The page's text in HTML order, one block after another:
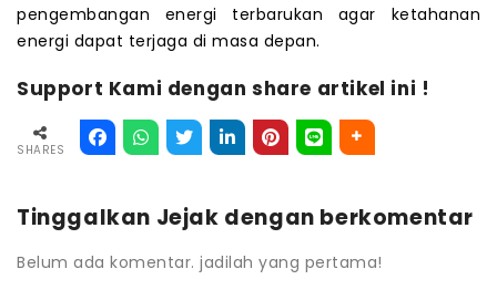
pengembangan energi terbarukan agar ketahanan
energi dapat terjaga di masa depan.
Support Kami dengan share artikel ini !
SHARES
Tinggalkan Jejak dengan berkomentar
Belum ada komentar. jadilah yang pertama!